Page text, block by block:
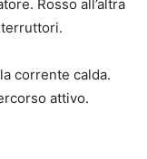
Rosso all’altra
corrente calda.
attivo.